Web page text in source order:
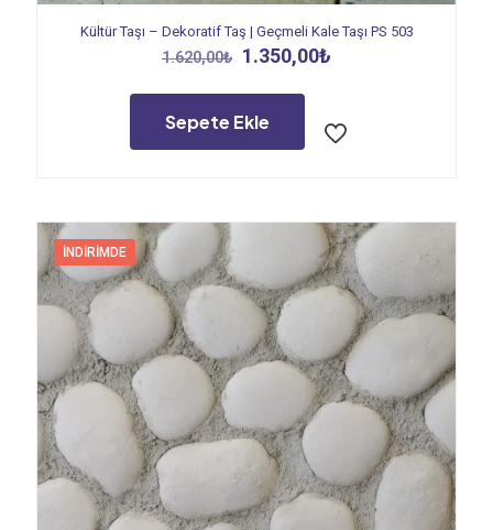
Kültür Taşı – Dekoratif Taş | Geçmeli Kale Taşı PS 503
1.620,00₺ Orijinal
1.620,00₺.
1.350,00₺
Sepete Ekle
İNDIRIMDE